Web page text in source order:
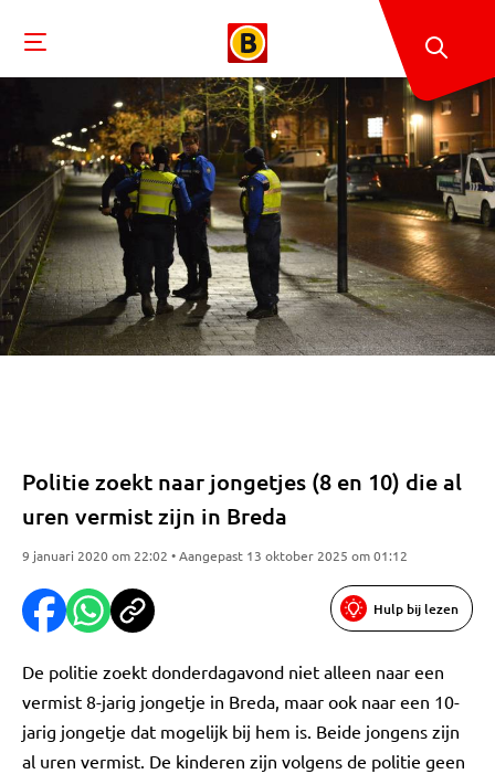
Politie zoekt naar jongetjes (8 en 10) die al
uren vermist zijn in Breda
9 januari 2020 om 22:02 • Aangepast 13 oktober 2025 om 01:12
Hulp bij lezen
De politie zoekt donderdagavond niet alleen naar een
vermist 8-jarig jongetje in Breda, maar ook naar een 10-
jarig jongetje dat mogelijk bij hem is. Beide jongens zijn
al uren vermist. De kinderen zijn volgens de politie geen